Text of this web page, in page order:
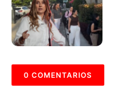
0 COMENTARIOS